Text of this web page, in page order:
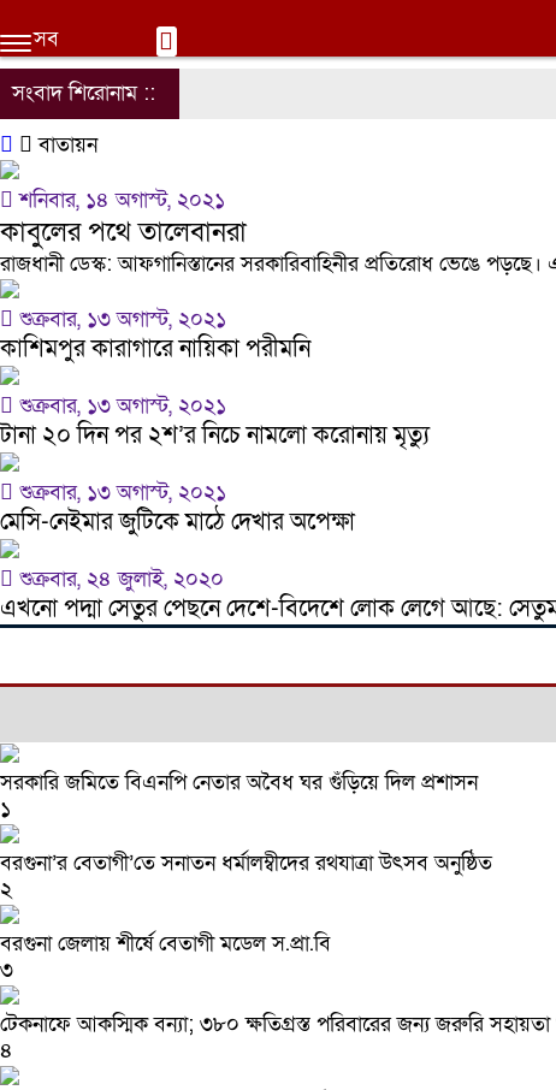
সব
সংবাদ শিরোনাম ::
বাতায়ন
শনিবার, ১৪ অগাস্ট, ২০২১
কাবুলের পথে তালেবানরা
রাজধানী ডেস্ক: আফগানিস্তানের সরকারিবাহিনীর প্রতিরোধ ভেঙে
শুক্রবার, ১৩ অগাস্ট, ২০২১
কাশিমপুর কারাগারে নায়িকা পরীমনি
শুক্রবার, ১৩ অগাস্ট, ২০২১
টানা ২০ দিন পর ২শ’র নিচে নামলো করোনায় মৃত্যু
শুক্রবার, ১৩ অগাস্ট, ২০২১
মেসি-নেইমার জুটিকে মাঠে দেখার অপেক্ষা
শুক্রবার, ২৪ জুলাই, ২০২০
এখনো পদ্মা সেতুর পেছনে দেশে-বিদেশে লোক লেগে আছে:
সরকারি জমিতে বিএনপি নেতার অবৈধ ঘর গুঁড়িয়ে দিল প্রশাসন
১
বরগুনা’র বেতাগী’তে সনাতন ধর্মালম্বীদের রথযাত্রা উৎসব অনুষ্ঠিত
২
বরগুনা জেলায় শীর্ষে বেতাগী মডেল স.প্রা.বি
৩
টেকনাফে আকস্মিক বন্যা; ৩৮০ ক্ষতিগ্রস্ত পরিবারের জন্য জরুরি
৪